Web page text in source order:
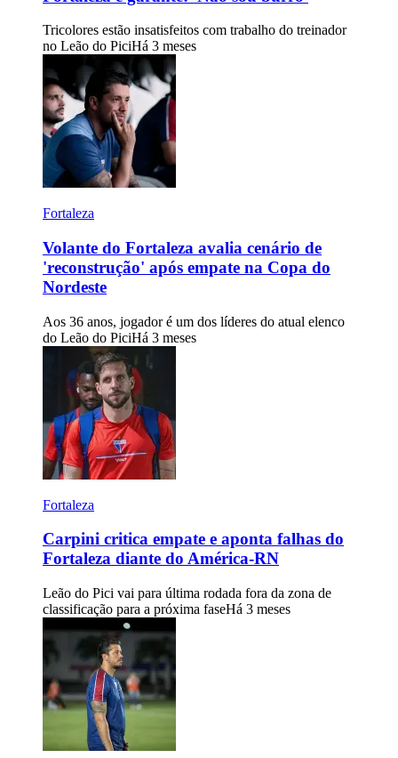
Tricolores estão insatisfeitos com trabalho do treinador
no Leão do PiciHá 3 meses
Fortaleza
Volante do Fortaleza avalia cenário de
'reconstrução' após empate na Copa do
Nordeste
Aos 36 anos, jogador é um dos líderes do atual elenco
do Leão do PiciHá 3 meses
Fortaleza
Carpini critica empate e aponta falhas do
Fortaleza diante do América-RN
Leão do Pici vai para última rodada fora da zona de
classificação para a próxima faseHá 3 meses